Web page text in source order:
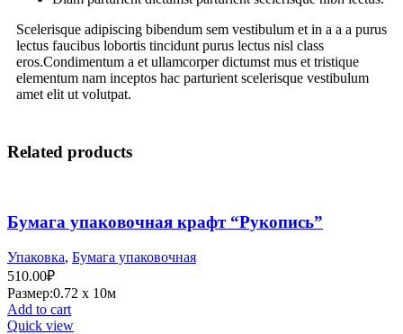
Scelerisque adipiscing bibendum sem vestibulum et in a a a purus
lectus faucibus lobortis tincidunt purus lectus nisl class
eros.Condimentum a et ullamcorper dictumst mus et tristique
elementum nam inceptos hac parturient scelerisque vestibulum
amet elit ut volutpat.
Related products
Бумага упаковочная крафт “Рукопись”
Упаковка, Бумага упаковочная
510.00₽
Размер:0.72 х 10м
Add to cart
Quick view